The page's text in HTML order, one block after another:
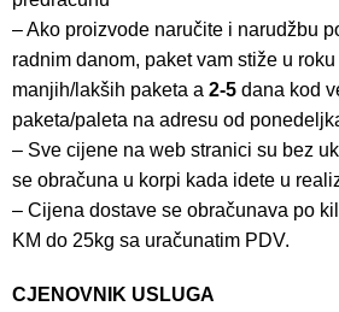
– Ako proizvode naručite i narudžbu
radnim danom, paket vam stiže u roku
manjih/lakših paketa a 2-5 dana kod
paketa/paleta na adresu od
– Sve cijene na web stranici su bez
se obračuna u korpi kada idete u
– Cijena dostave se obračunava po
KM do 25kg sa uračunatim PDV.
CJENOVNIK USLUGA